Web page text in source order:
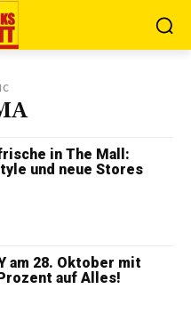
in The Mall:
und neue Stores
am 28. Oktober mit
auf Alles!